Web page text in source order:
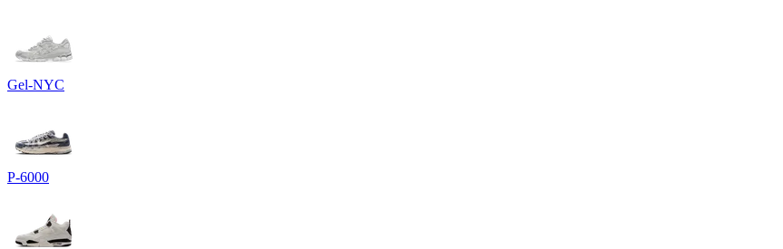
Gel-NYC
P-6000